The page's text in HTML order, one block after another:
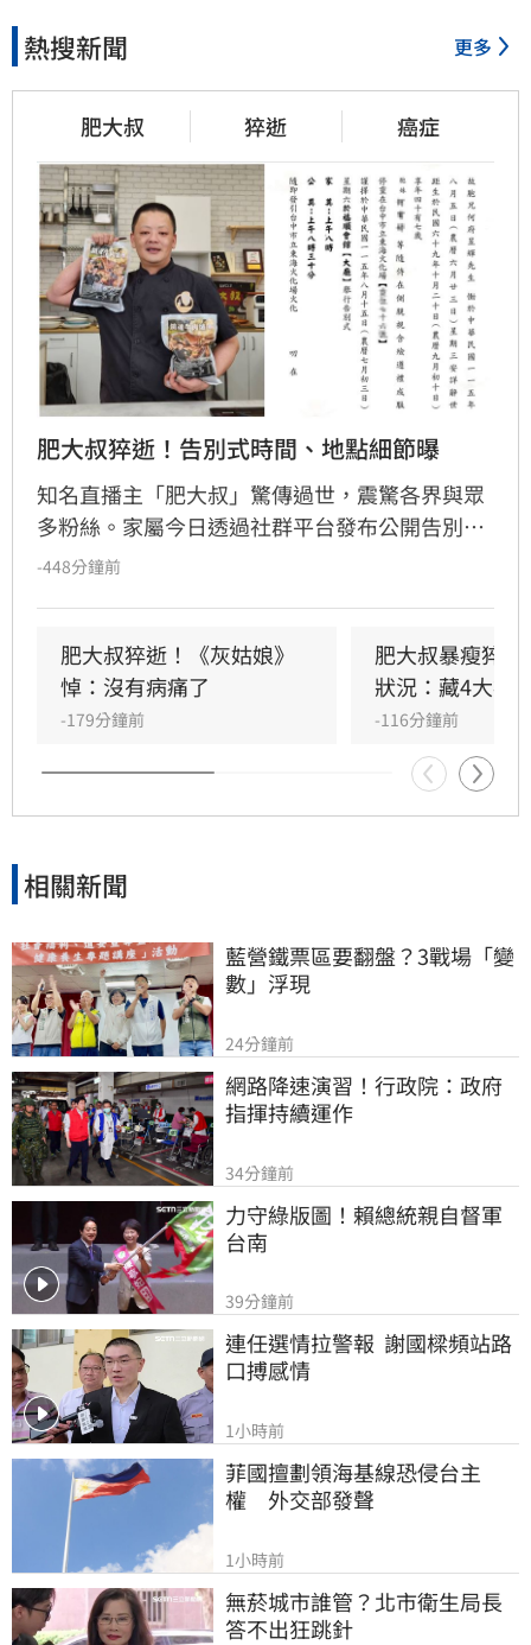
熱搜新聞 更多
肥大叔 猝逝 癌症
肥大叔猝逝！告別式時間、地點細節曝
知名直播主「肥大叔」驚傳過世，震驚各界與眾
多粉絲。家屬今日透過社群平台發布公開告別式
資訊，感謝各界連日來的溫暖關心。家屬安排於
週六上午8點半將舉行公祭，邀請想念他的粉絲
親自到場送他最後一程。
-448分鐘前
肥大叔猝逝！《灰姑娘》
悼：沒有病痛了
-179分鐘前
肥大叔暴瘦猝
狀況：藏4大疾
-116分鐘前
相關新聞
藍營鐵票區要翻盤？3戰場「變
數」浮現
24分鐘前
網路降速演習！行政院：政府
指揮持續運作
34分鐘前
力守綠版圖！賴總統親自督軍
台南
39分鐘前
連任選情拉警報  謝國樑頻站路
口搏感情
1小時前
菲國擅劃領海基線恐侵台主
權　外交部發聲
1小時前
無菸城市誰管？北市衛生局長
答不出狂跳針